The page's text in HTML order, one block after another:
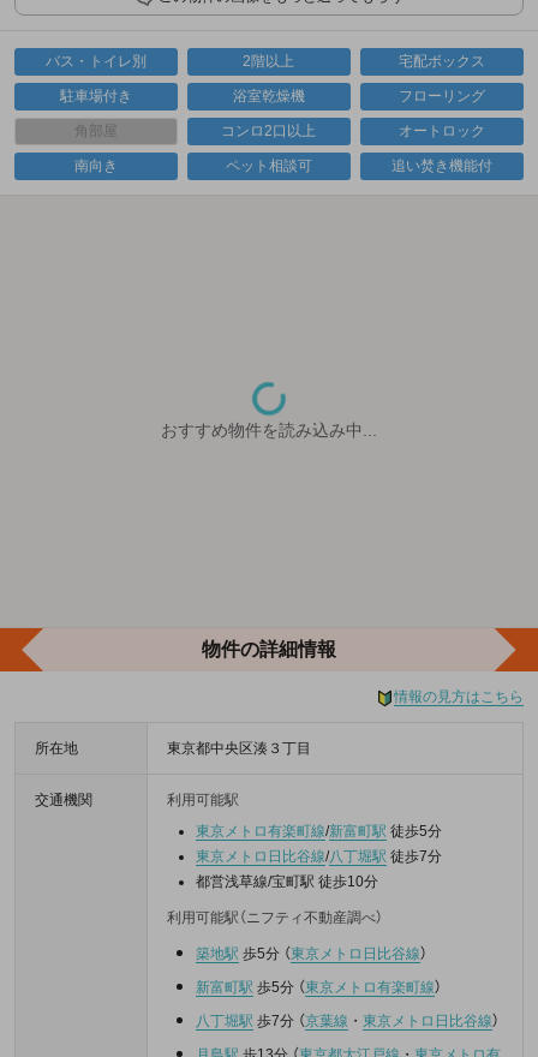
バス・トイレ別 2階以上 宅配ボックス
駐車場付き 浴室乾燥機 フローリング
角部屋 コンロ2口以上 オートロック
南向き ペット相談可 追い焚き機能付
おすすめ物件を読み込み中...
物件の詳細情報
情報の見方はこちら
所在地 東京都中央区湊３丁目
交通機関
利用可能駅
東京メトロ有楽町線/新富町駅 徒歩5分
東京メトロ日比谷線/八丁堀駅 徒歩7分
都営浅草線/宝町駅 徒歩10分
利用可能駅（ニフティ不動産調べ）
築地駅 歩5分 （東京メトロ日比谷線）
新富町駅 歩5分 （東京メトロ有楽町線）
八丁堀駅 歩7分 （京葉線 ・ 東京メトロ日比谷線）